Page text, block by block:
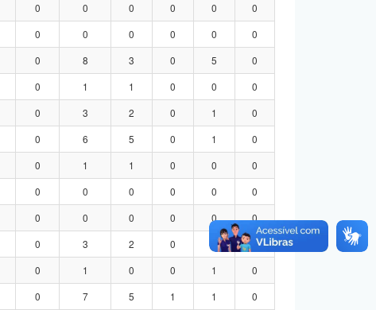
0 0 0 0 0
0
0 0 0 0 0
0
0 8 3 0 5
0
0 1 1 0 0
0
0 3 2 0 1
0
0 6 5 0 1
0
0 1 1 0 0
0
0 0 0 0 0
0
0 0 0 0 0
0
0 3 2 0
0
0 1 0 0 1
0
0 7 5 1 1
0